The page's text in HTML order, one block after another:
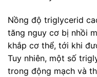
Nồng độ triglycerid
tăng nguy cơ bị nhồi
khắp cơ thể, tới khi
Tuy nhiên, một số
trong động mạch và